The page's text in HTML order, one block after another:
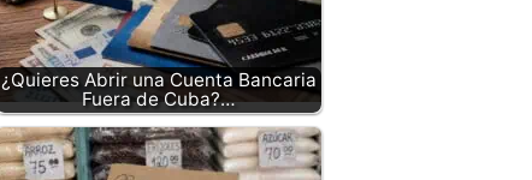
¿Quieres Abrir una Cuenta Bancaria
Fuera de Cuba?…